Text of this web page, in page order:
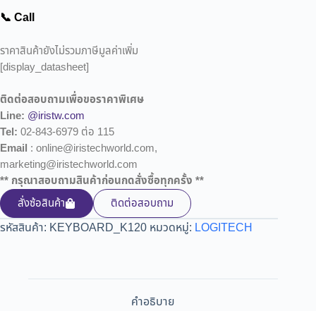
📞 Call
ราคาสินค้ายังไม่รวมภาษีมูลค่าเพิ่ม
[display_datasheet]
ติดต่อสอบถามเพื่อขอราคาพิเศษ
Line: @iristw.com
Tel: 02-843-6979 ต่อ 115
Email : online@iristechworld.com,
marketing@iristechworld.com
** กรุณาสอบถามสินค้าก่อนกดสั่งซื้อทุกครั้ง **
สั่งซ้อสินค้า
ติดต่อสอบถาม
รหัสสินค้า: KEYBOARD_K120 หมวดหมู่: LOGITECH
คำอธิบาย